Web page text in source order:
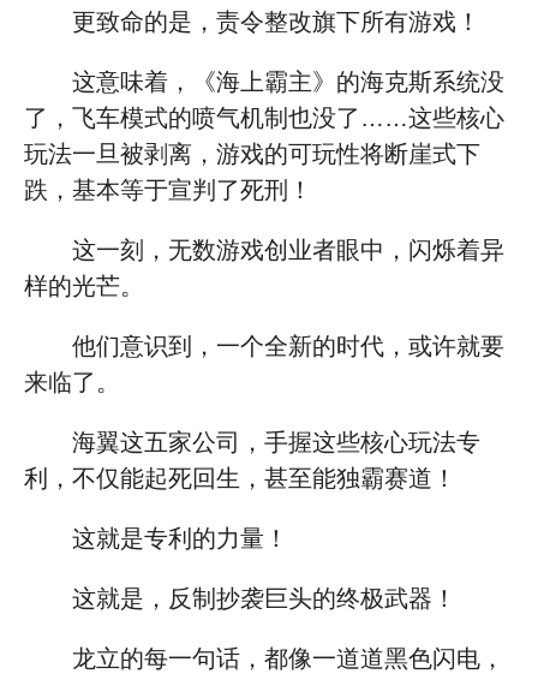
更致命的是，责令整改旗下所有游戏！
这意味着，《海上霸主》的海克斯系统没
了，飞车模式的喷气机制也没了……这些核心
玩法一旦被剥离，游戏的可玩性将断崖式下
跌，基本等于宣判了死刑！
这一刻，无数游戏创业者眼中，闪烁着异
样的光芒。
他们意识到，一个全新的时代，或许就要
来临了。
海翼这五家公司，手握这些核心玩法专
利，不仅能起死回生，甚至能独霸赛道！
这就是专利的力量！
这就是，反制抄袭巨头的终极武器！
龙立的每一句话，都像一道道黑色闪电，